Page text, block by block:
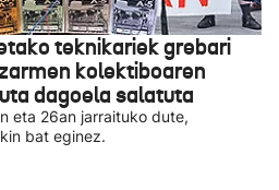
teknikariek grebari
kolektiboaren
dagoela salatuta
eta 26an jarraituko dute,
bat eginez.